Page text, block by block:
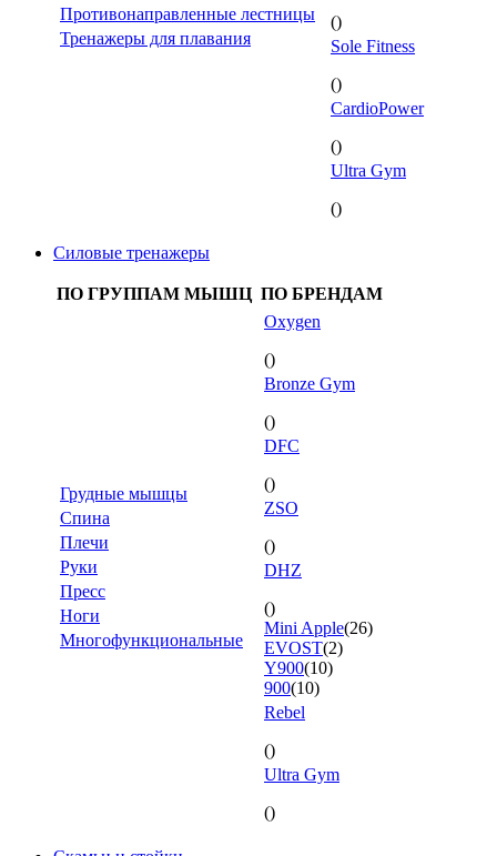
Противонаправленные лестницы
Тренажеры для плавания
()
Sole Fitness
()
CardioPower
()
Ultra Gym
()
Силовые тренажеры
ПО ГРУППАМ МЫШЦ ПО БРЕНДАМ
Грудные мышцы
Спина
Плечи
Руки
Пресс
Ноги
Многофункциональные
Oxygen
()
Bronze Gym
()
DFC
()
ZSO
()
DHZ
()
Mini Apple(26)
EVOST(2)
Y900(10)
900(10)
Rebel
()
Ultra Gym
()